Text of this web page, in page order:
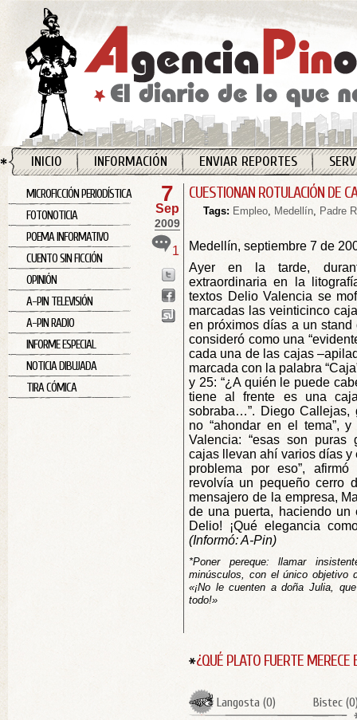
INICIO INFORMACIÓN ENVIAR REPORTES
MICROFICCIÓN PERIODÍSTICA
FOTONOTICIA
POEMA INFORMATIVO
CUENTO SIN FICCIÓN
OPINIÓN
A-PIN TELEVISIÓN
A-PIN RADIO
INFORME ESPECIAL
NOTICIA DIBUJADA
TIRA CÓMICA
7
Sep
2009
1
CUESTIONAN ROTULACIÓN DE
Tags: Empleo, Medellín, Padre
Medellín, septiembre 7 de
Ayer en la tarde,
extraordinaria en la
textos Delio Valencia se
marcadas las veinticinco
en próximos días a un
consideró como una
cada una de las cajas
marcada con la palabra
y 25: “¿A quién le puede
tiene al frente es una
sobraba…”. Diego Callejas,
no “ahondar en el tema”,
Valencia: “esas son puras
cajas llevan ahí varios días
problema por eso”,
revolvía un pequeño cerro
mensajero de la empresa,
de una puerta, haciendo un
Delio! ¡Qué elegancia
(Informó: A-Pin)
*Poner pereque: llamar
minúsculos, con el único objetivo
«¡No le cuenten a doña Julia,
todo!»
¿QUÉ PLATO FUERTE MERECE
Langosta (0) Bistec (0